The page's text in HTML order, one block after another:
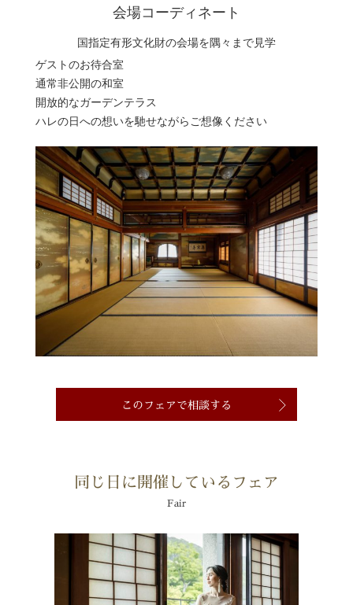
会場コーディネート
国指定有形文化財の会場を隅々まで見学
ゲストのお待合室
通常非公開の和室
開放的なガーデンテラス
ハレの日への想いを馳せながらご想像ください
このフェアで相談する
同じ日に開催しているフェア
Fair